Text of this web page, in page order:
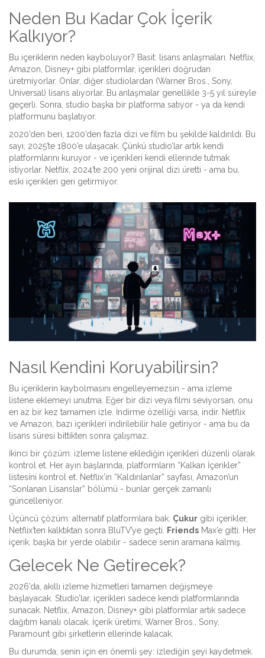
Neden Bu Kadar Çok İçerik
Kalkıyor?
Bu içeriklerin neden kayboluyor? Basit: lisans anlaşmaları. Netflix,
Amazon, Disney+ gibi platformlar, içerikleri doğrudan
üretmiyorlar. Onlar, diğer studiolardan (Warner Bros., Sony,
Universal) lisans alıyorlar. Bu anlaşmalar genellikle 3-5 yıl süreyle
geçerli. Sonra, studio başka bir platforma satıyor - ya da kendi
platformunu başlatıyor.
2020’den beri, 1200’den fazla dizi ve film bu şekilde kaldırıldı. Bu
sayı, 2025’te 1800’e ulaşacak. Çünkü studio’lar artık kendi
platformlarını kuruyor - ve içerikleri kendi ellerinde tutmak
istiyorlar. Netflix, 2024’te 200 yeni orijinal dizi üretti - ama bu,
eski içerikleri geri getirmiyor.
Nasıl Kendini Koruyabilirsin?
Bu içeriklerin kaybolmasını engelleyemezsin - ama izleme
listene eklemeyi unutma. Eğer bir dizi veya filmi seviyorsan, onu
en az bir kez tamamen izle. İndirme özelliği varsa, indir. Netflix
ve Amazon, bazı içerikleri indirilebilir hale getiriyor - ama bu da
lisans süresi bittikten sonra çalışmaz.
İkinci bir çözüm: izleme listene eklediğin içerikleri düzenli olarak
kontrol et. Her ayın başlarında, platformların “Kalkan İçerikler”
listesini kontrol et. Netflix’in “Kaldırılanlar” sayfası, Amazon’un
“Sonlanan Lisanslar” bölümü - bunlar gerçek zamanlı
güncelleniyor.
Üçüncü çözüm: alternatif platformlara bak. Çukur gibi içerikler,
Netflix’ten kalktıktan sonra BluTV’ye geçti. Friends Max’e gitti. Her
içerik, başka bir yerde olabilir - sadece senin aramana kalmış.
Gelecek Ne Getirecek?
2026’da, akıllı izleme hizmetleri tamamen değişmeye
başlayacak. Studio’lar, içerikleri sadece kendi platformlarında
sunacak. Netflix, Amazon, Disney+ gibi platformlar artık sadece
dağıtım kanalı olacak. İçerik üretimi, Warner Bros., Sony,
Paramount gibi şirketlerin ellerinde kalacak.
Bu durumda, senin için en önemli şey: izlediğin şeyi kaydetmek.